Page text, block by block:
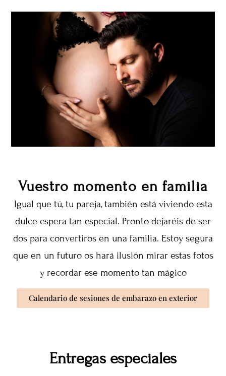
Vuestro momento en familia
Igual que tú, tu pareja, también está viviendo esta
dulce espera tan especial. Pronto dejaréis de ser
dos para convertiros en una familia. Estoy segura
que en un futuro os hará ilusión mirar estas fotos
y recordar ese momento tan mágico
Calendario de sesiones de embarazo en exterior
Entregas especiales